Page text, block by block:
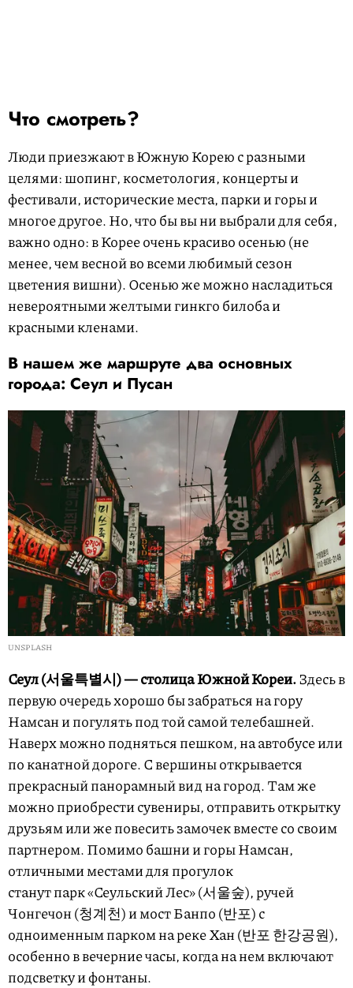
Что смотреть?
Люди приезжают в Южную Корею с разными
целями: шопинг, косметология, концерты и
фестивали, исторические места, парки и горы и
многое другое. Но, что бы вы ни выбрали для себя,
важно одно: в Корее очень красиво осенью (не
менее, чем весной во всеми любимый сезон
цветения вишни). Осенью же можно насладиться
невероятными желтыми гинкго билоба и
красными кленами.
В нашем же маршруте два основных
города: Сеул и Пусан
UNSPLASH
Сеул (서울특별시) — столица Южной Кореи.Здесь в
первую очередь хорошо бы забраться на гору
Намсан и погулять под той самой телебашней.
Наверх можно подняться пешком, на автобусе или
по канатной дороге. С вершины открывается
прекрасный панорамный вид на город. Там же
можно приобрести сувениры, отправить открытку
друзьям или же повесить замочек вместе со своим
партнером. Помимо башни и горы Намсан,
отличными местами для прогулок
станут парк «Сеульский Лес» (서울숲), ручей
Чонгечон (청계천) и мост Банпо (반포) с
одноименным парком на реке Хан (반포 한강공원),
особенно в вечерние часы, когда на нем включают
подсветку и фонтаны.